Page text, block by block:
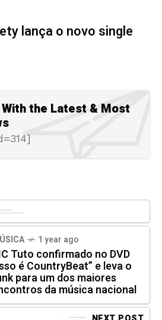
lança o novo single
the Latest & Most
1 year ago
Tuto confirmado no DVD
é CountryBeat” e leva o
para um dos maiores
da música nacional